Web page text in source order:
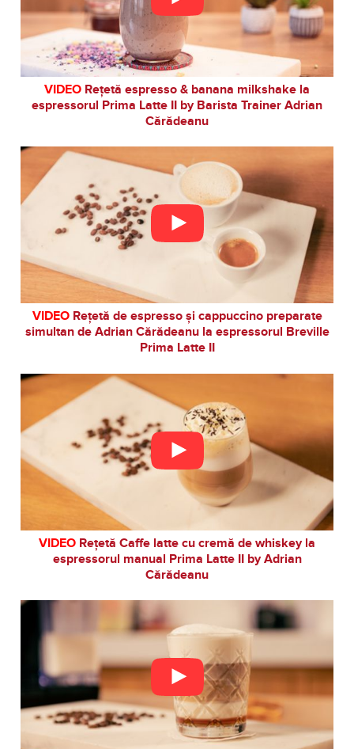
VIDEO Rețetă espresso & banana milkshake la
espressorul Prima Latte II by Barista Trainer Adrian
Cărădeanu
VIDEORețetă de espresso și cappuccino preparate
simultan de Adrian Cărădeanu la espressorul Breville
Prima Latte II
VIDEO Rețetă Caffe latte cu cremă de whiskey la
espressorul manual Prima Latte II by Adrian
Cărădeanu